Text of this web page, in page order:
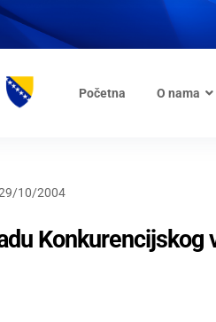
Početna O nama
10/2004
Konkurencijskog